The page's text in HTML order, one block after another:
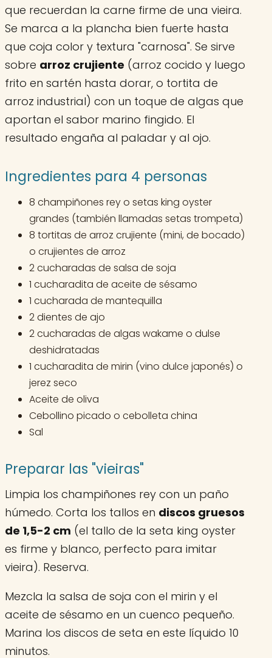
que recuerdan la carne firme de una vieira.
Se marca a la plancha bien fuerte hasta
que coja color y textura "carnosa". Se sirve
sobre arroz crujiente (arroz cocido y luego
frito en sartén hasta dorar, o tortita de
arroz industrial) con un toque de algas que
aportan el sabor marino fingido. El
resultado engaña al paladar y al ojo.
Ingredientes para 4 personas
8 champiñones rey o setas king oyster
grandes (también llamadas setas trompeta)
8 tortitas de arroz crujiente (mini, de bocado)
o crujientes de arroz
2 cucharadas de salsa de soja
1 cucharadita de aceite de sésamo
1 cucharada de mantequilla
2 dientes de ajo
2 cucharadas de algas wakame o dulse
deshidratadas
1 cucharadita de mirin (vino dulce japonés) o
jerez seco
Aceite de oliva
Cebollino picado o cebolleta china
Sal
Preparar las "vieiras"
Limpia los champiñones rey con un paño
húmedo. Corta los tallos en discos gruesos
de 1,5-2 cm (el tallo de la seta king oyster
es firme y blanco, perfecto para imitar
vieira). Reserva.
Mezcla la salsa de soja con el mirin y el
aceite de sésamo en un cuenco pequeño.
Marina los discos de seta en este líquido 10
minutos.